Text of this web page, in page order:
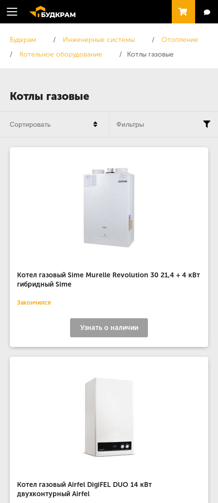
Котлы газовые
Будкрам Инженерные системы
Отопление
Котельное оборудование
Котлы газовые
Котел газовый Sime Murelle Revolution 30 21,4 + 4 кВт
гибридный Sime
Закончился
Узнать о наличии
Котел газовый Airfel DigiFEL DUO 14 кВт
двухконтурный Airfel
Сортировать Фильтры